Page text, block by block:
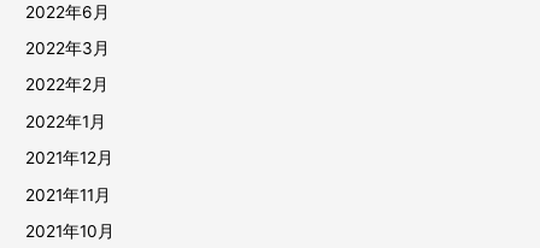
2022年6月
2022年3月
2022年2月
2022年1月
2021年12月
2021年11月
2021年10月